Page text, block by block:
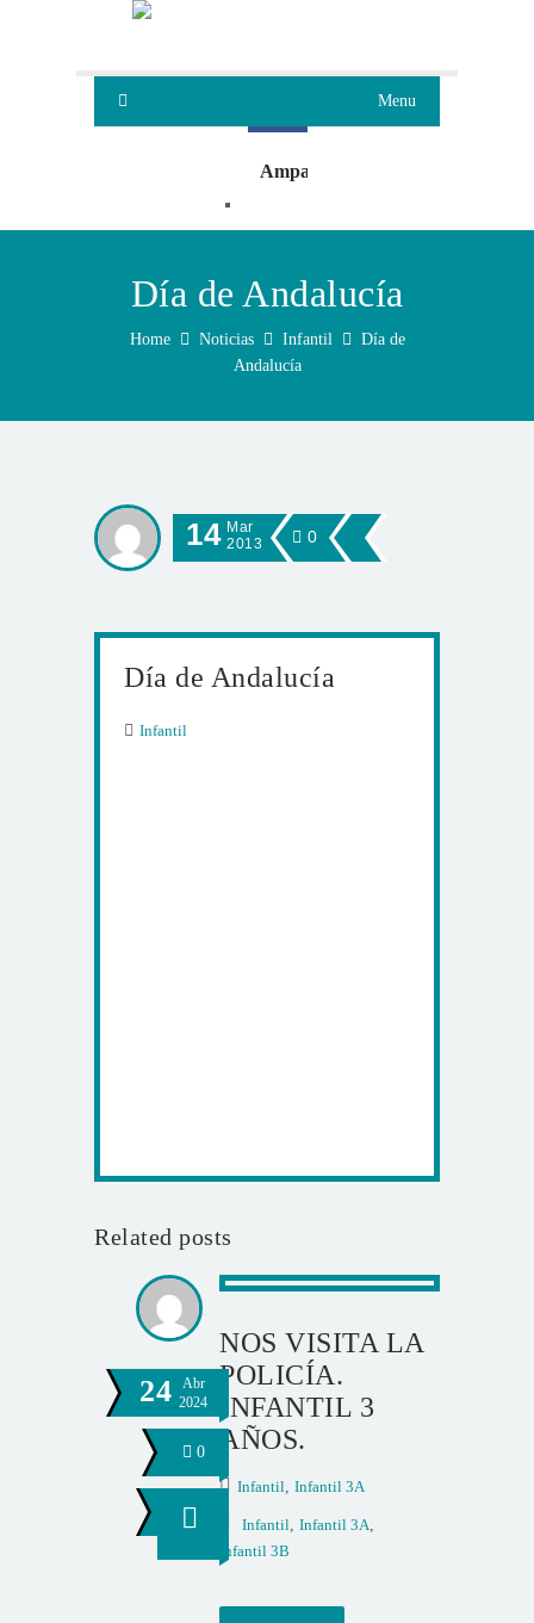
Menu
Ampa
Día de Andalucía
Home Noticias Infantil
Día de
Andalucía
14 Mar
2013
0
Día de Andalucía
Infantil
Related posts
24
Abr
2024
0
NOS VISITA LA
POLICÍA.
INFANTIL 3
AÑOS.
Infantil, Infantil 3A
Infantil, Infantil 3A,
Infantil 3B